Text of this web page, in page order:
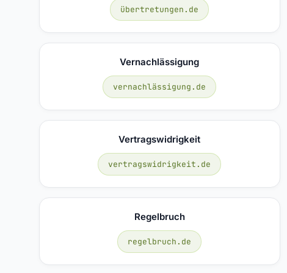
übertretungen.de
Vernachlässigung
vernachlässigung.de
Vertragswidrigkeit
vertragswidrigkeit.de
Regelbruch
regelbruch.de